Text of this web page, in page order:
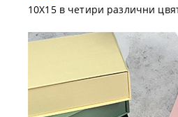
10X15 в четири различни